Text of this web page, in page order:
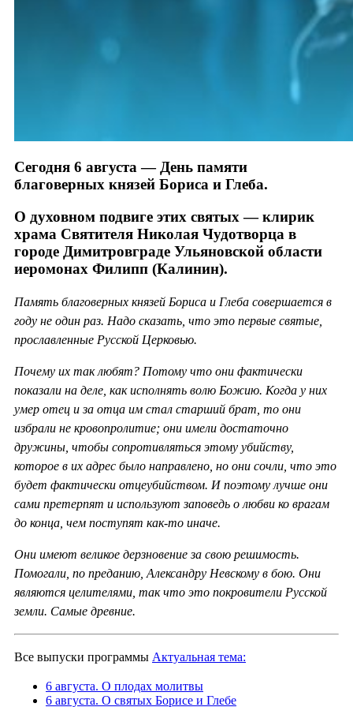
Сегодня 6 августа — День памяти
благоверных князей Бориса и Глеба.
О духовном подвиге этих святых — клирик
храма Святителя Николая Чудотворца в
городе Димитровграде Ульяновской области
иеромонах Филипп (Калинин).
Память благоверных князей Бориса и Глеба совершается в
году не один раз. Надо сказать, что это первые святые,
прославленные Русской Церковью.
Почему их так любят? Потому что они фактически
показали на деле, как исполнять волю Божию. Когда у них
умер отец и за отца им стал старший брат, то они
избрали не кровопролитие; они имели достаточно
дружины, чтобы сопротивляться этому убийству,
которое в их адрес было направлено, но они сочли, что это
будет фактически отцеубийством. И поэтому лучше они
сами претерпят и используют заповедь о любви ко врагам
до конца, чем поступят как-то иначе.
Они имеют великое дерзновение за свою решимость.
Помогали, по преданию, Александру Невскому в бою. Они
являются целителями, так что это покровители Русской
земли. Самые древние.
Все выпуски программы Актуальная тема:
6 августа. О плодах молитвы
6 августа. О святых Борисе и Глебе